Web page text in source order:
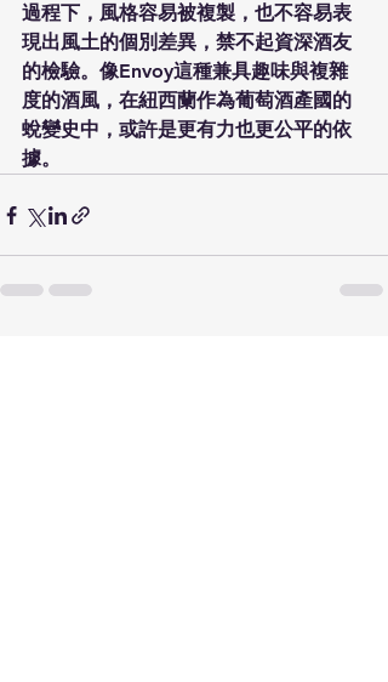
過程下，風格容易被複製，也不容易表
現出風土的個別差異，禁不起資深酒友
的檢驗。像Envoy這種兼具趣味與複雜
度的酒風，在紐西蘭作為葡萄酒產國的
蛻變史中，或許是更有力也更公平的依
據。